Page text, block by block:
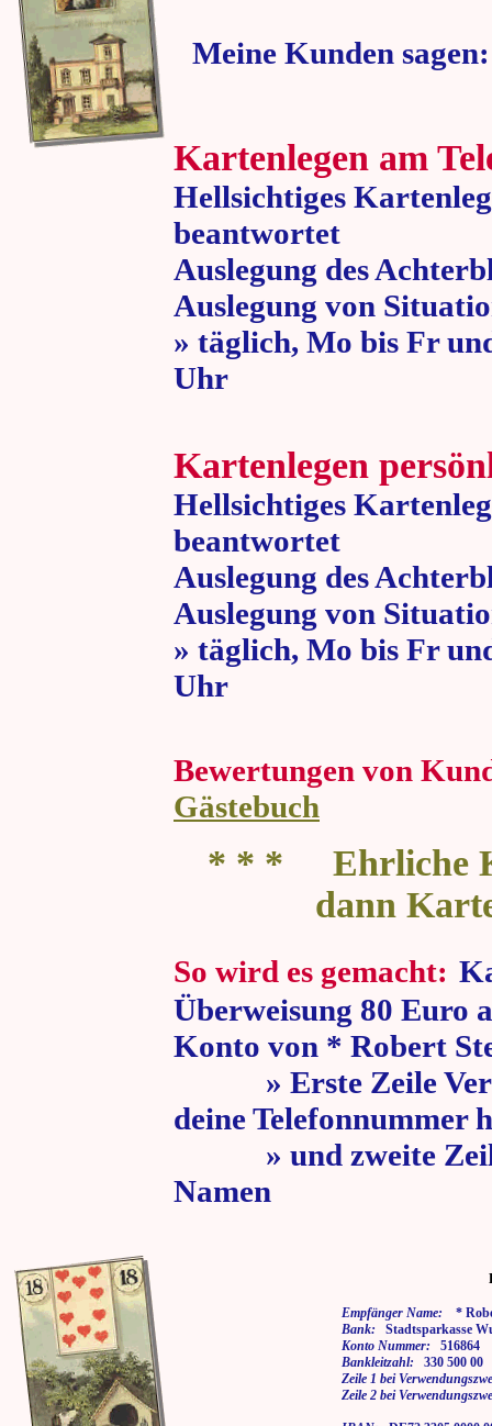
Meine Kunden
Kartenlegen am
Hellsichtiges
beantwortet
Auslegung des
Auslegung von
» täglich, Mo bis Fr
Uhr » 80
Kartenlegen
Hellsichtiges
beantwortet
Auslegung des
Auslegung von
» täglich, Mo bis Fr
Uhr » 80
Bewertungen von
Gästebuch
* * * Ehrliche
dann
So wird es gemacht:
Überweisung 80 Euro
Konto von * Robert
» Erste Zeile
deine Telefonnummer
» und zweite Zeile
Namen
Empfänger Name: *
Bank: Stadtsparkasse
Konto Nummer: 516864
Bankleitzahl: 330 500 00
Zeile 1 bei
Zeile 2 bei